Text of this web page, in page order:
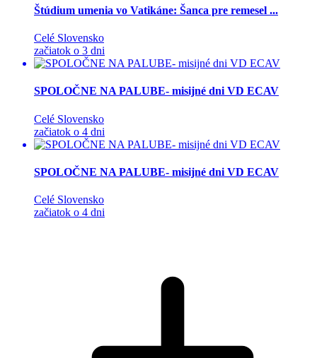
Štúdium umenia vo Vatikáne: Šanca pre remesel ...
Celé Slovensko
začiatok o 3 dni
SPOLOČNE NA PALUBE- misijné dni VD ECAV
Celé Slovensko
začiatok o 4 dni
SPOLOČNE NA PALUBE- misijné dni VD ECAV
Celé Slovensko
začiatok o 4 dni